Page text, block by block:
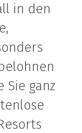
in den
Sie ganz